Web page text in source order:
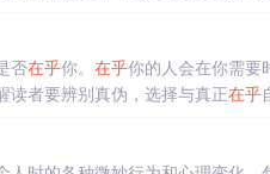
否在乎你。 在乎你的人会在你需要
读者要辨别真伪，选择与真正在乎